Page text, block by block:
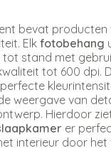
bevat producten
Elk fotobehang
stand met
tot 600 dpi.
weergave van
Hierdoor
er
interieur door het